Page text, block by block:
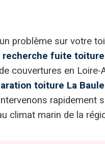
problème sur votre
recherche fuite toiture
couvertures en
toiture La
rapidement
climat marin de la